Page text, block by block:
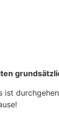
ist